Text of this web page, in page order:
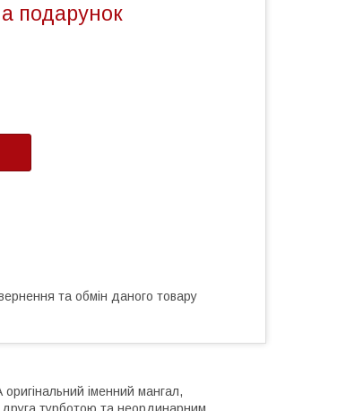
подарунок
та обмін даного товару
іменний мангал,